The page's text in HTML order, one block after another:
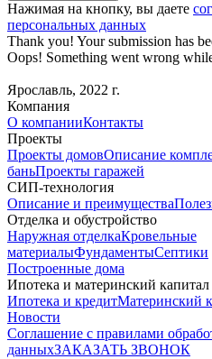
Нажимая на кнопку, вы даете
персональных данных
Thank you! Your submission has
Oops! Something went wrong
Ярославль, 2022 г.
Компания
О компанииКонтакты
Проекты
Проекты домовОписание
баньПроекты гаражей
СИП-технология
Описание и преимущества
Отделка и обустройство
Наружная отделкаКровельные
материалыФундаментыСептики
Построенные дома
Ипотека и материнский капитал
Ипотека и кредитМатеринский
Новости
Соглашение с правилами
данныхЗАКАЗАТЬ ЗВОНОК